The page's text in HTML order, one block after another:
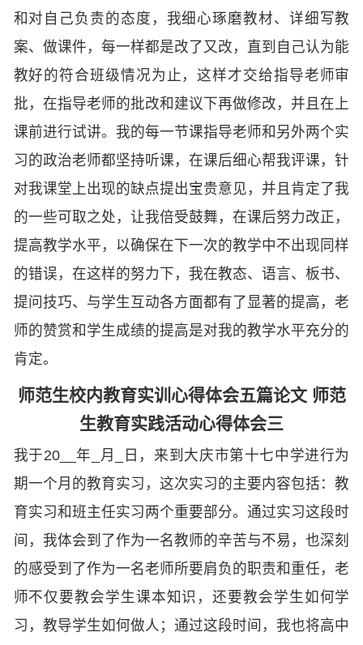
和对自己负责的态度，我细心琢磨教材、详细写教
案、做课件，每一样都是改了又改，直到自己认为能
教好的符合班级情况为止，这样才交给指导老师审
批，在指导老师的批改和建议下再做修改，并且在上
课前进行试讲。我的每一节课指导老师和另外两个实
习的政治老师都坚持听课，在课后细心帮我评课，针
对我课堂上出现的缺点提出宝贵意见，并且肯定了我
的一些可取之处，让我倍受鼓舞，在课后努力改正，
提高教学水平，以确保在下一次的教学中不出现同样
的错误，在这样的努力下，我在教态、语言、板书、
提问技巧、与学生互动各方面都有了显著的提高，老
师的赞赏和学生成绩的提高是对我的教学水平充分的
肯定。
师范生校内教育实训心得体会五篇论文 师范
生教育实践活动心得体会三
我于20__年_月_日，来到大庆市第十七中学进行为
期一个月的教育实习，这次实习的主要内容包括：教
育实习和班主任实习两个重要部分。通过实习这段时
间，我体会到了作为一名教师的辛苦与不易，也深刻
的感受到了作为一名老师所要肩负的职责和重任，老
师不仅要教会学生课本知识，还要教会学生如何学
习，教导学生如何做人；通过这段时间，我也将高中